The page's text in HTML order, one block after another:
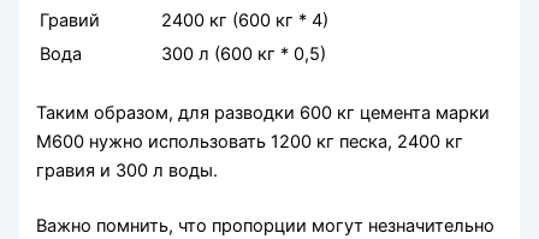
Гравий
2400 кг (600 кг * 4)
Вода
300 л (600 кг * 0,5)
Таким образом, для разводки 600 кг цемента марки
М600 нужно использовать 1200 кг песка, 2400 кг
гравия и 300 л воды.
Важно помнить, что пропорции могут незначительно